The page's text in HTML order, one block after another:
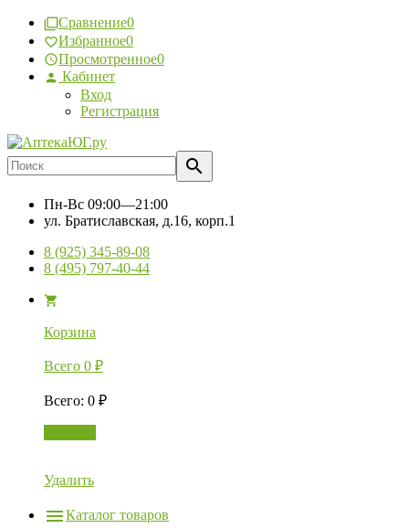
Сравнение0
Избранное0
Просмотренное0
Кабинет
Вход
Регистрация
Пн-Вс 09:00—21:00
ул. Братиславская, д.16, корп.1
8 (925) 345-89-08
8 (495) 797-40-44
Корзина
Всего 0 ₽
Всего: 0 ₽
Удалить
Каталог товаров